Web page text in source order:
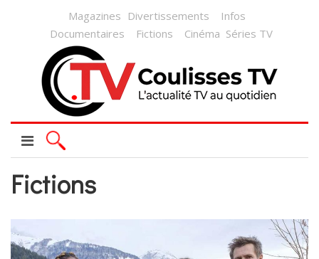
Magazines Divertissements
Infos
Documentaires
Fictions Cinéma Séries TV
Fictions